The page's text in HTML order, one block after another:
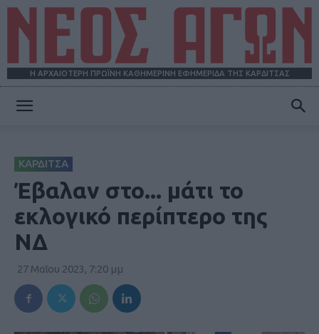
Η ΑΡΧΑΙΟΤΕΡΗ ΠΡΩΪΝΗ ΚΑΘΗΜΕΡΙΝΗ ΕΦΗΜΕΡΙΔΑ ΤΗΣ ΚΑΡΔΙΤΣΑΣ
ΚΑΡΔΙΤΣΑ
Έβαλαν στο... μάτι το
εκλογικό περίπτερο της
ΝΔ
27 Μαΐου 2023, 7:20 μμ